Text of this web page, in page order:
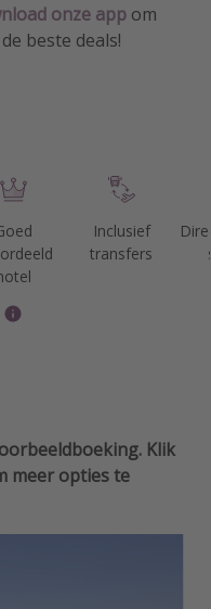
onze app om
beste deals!
Inclusief
transfers
Klik
meer opties te